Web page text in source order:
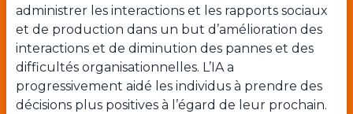
administrer les interactions et les rapports sociaux
et de production dans un but d’amélioration des
interactions et de diminution des pannes et des
difficultés organisationnelles. L’IA a
progressivement aidé les individus à prendre des
décisions plus positives à l’égard de leur prochain.